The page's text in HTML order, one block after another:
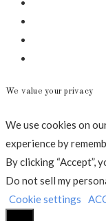
We value your privacy
We use cookies on
experience by
By clicking “Accept”,
Do not sell my
Cookie settings